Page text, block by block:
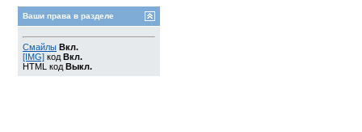
Ваши права в разделе
Смайлы Вкл.
[IMG] код Вкл.
HTML код Выкл.